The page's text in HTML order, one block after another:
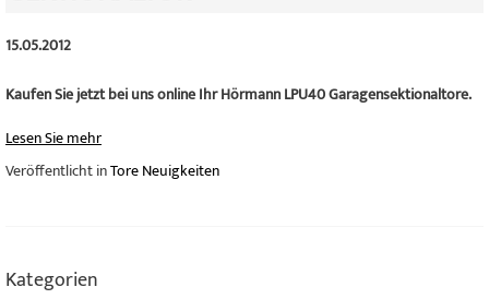
15.05.2012
Kaufen Sie jetzt bei uns online Ihr Hörmann LPU40 Garagensektionaltore.
Lesen Sie mehr
Veröffentlicht inTore Neuigkeiten
Kategorien